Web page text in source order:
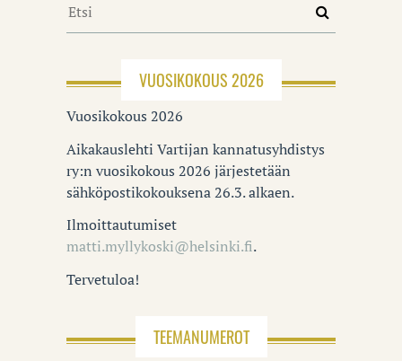
VUOSIKOKOUS 2026
Vuosikokous 2026
Aikakauslehti Vartijan kannatusyhdistys
ry:n vuosikokous 2026 järjestetään
sähköpostikokouksena 26.3. alkaen.
Ilmoittautumiset
matti.myllykoski@helsinki.fi.
Tervetuloa!
TEEMANUMEROT